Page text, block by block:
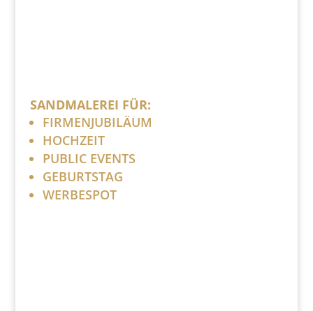
SANDMALEREI FÜR:
FIRMENJUBILÄUM
HOCHZEIT
PUBLIC EVENTS
GEBURTSTAG
WERBESPOT